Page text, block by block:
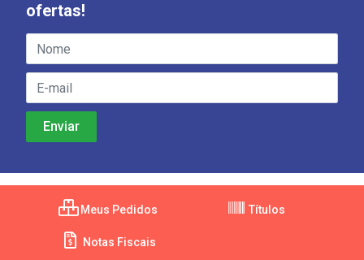
ofertas!
Meus Pedidos Títulos
Notas Fiscais